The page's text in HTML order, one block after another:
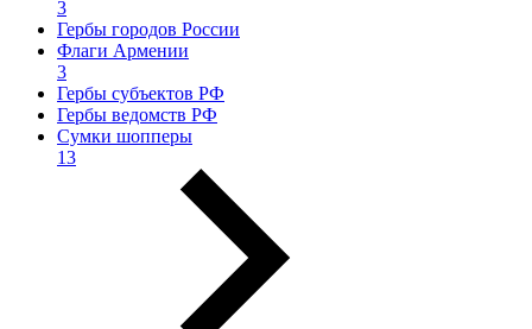
3
Гербы городов России
Флаги Армении
3
Гербы субъектов РФ
Гербы ведомств РФ
Сумки шопперы
13